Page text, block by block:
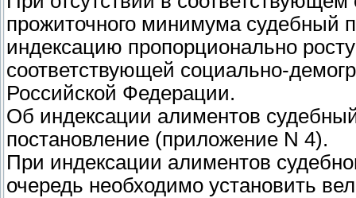
прожиточного минимума судебный
индексацию пропорционально
соответствующей социально-
Российской Федерации.
Об индексации алиментов
постановление (приложение N 4).
При индексации алиментов
очередь необходимо установить